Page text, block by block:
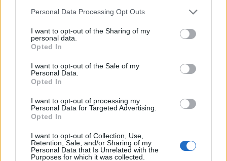
Personal Data Processing Opt Outs
I want to opt-out of the Sharing of my
personal data.
Opted In
I want to opt-out of the Sale of my
Personal Data.
Opted In
I want to opt-out of processing my
Personal Data for Targeted Advertising.
Opted In
I want to opt-out of Collection, Use,
Retention, Sale, and/or Sharing of my
Personal Data that Is Unrelated with the
Purposes for which it was collected.